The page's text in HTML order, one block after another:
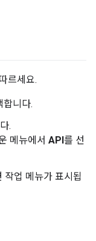
르세요.
합니다.
.
메뉴에서 API를 선
업 메뉴가 표시됩